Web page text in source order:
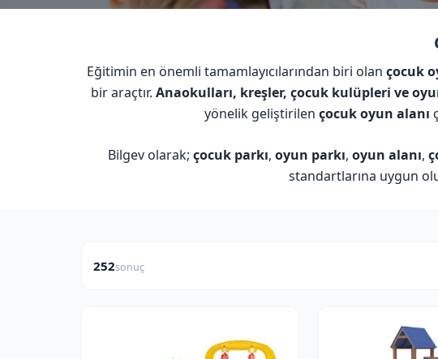
Eğitimin en önemli tamamlayıcılarından biri olan çocuk
bir araçtır. Anaokulları, kreşler, çocuk kulüpleri ve
yönelik geliştirilen çocuk oyun alanı
Bilgev olarak; çocuk parkı, oyun parkı, oyun alanı,
standartlarına uygun
252sonuç
— ₺